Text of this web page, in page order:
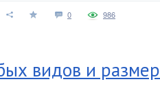
0 986
видов и